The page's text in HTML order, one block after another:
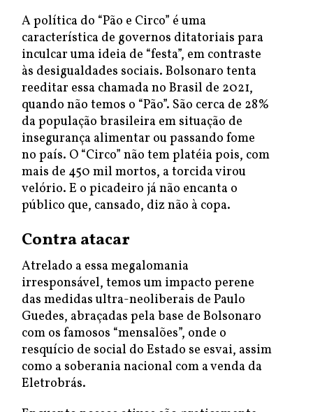
A política do “Pão e Circo” é uma
característica de governos ditatoriais para
inculcar uma ideia de “festa”, em contraste
às desigualdades sociais. Bolsonaro tenta
reeditar essa chamada no Brasil de 2021,
quando não temos o “Pão”. São cerca de 28%
da população brasileira em situação de
insegurança alimentar ou passando fome
no país. O “Circo” não tem platéia pois, com
mais de 450 mil mortos, a torcida virou
velório. E o picadeiro já não encanta o
público que, cansado, diz não à copa.
Contra atacar
Atrelado a essa megalomania
irresponsável, temos um impacto perene
das medidas ultra-neoliberais de Paulo
Guedes, abraçadas pela base de Bolsonaro
com os famosos “mensalões”, onde o
resquício de social do Estado se esvai, assim
como a soberania nacional com a venda da
Eletrobrás.